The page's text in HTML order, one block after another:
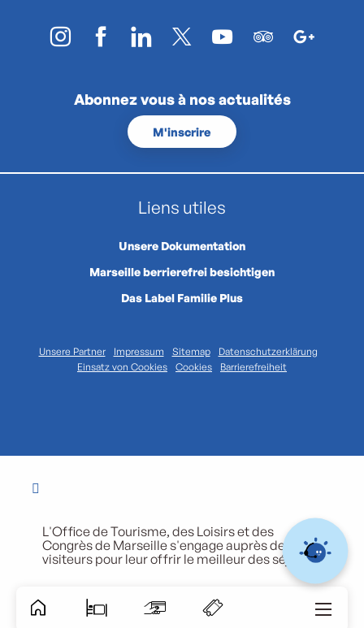
Abonnez vous à nos actualités
M'inscrire
Liens utiles
Unsere Dokumentation
Marseille berrierefrei besichtigen
Das Label Familie Plus
Unsere Partner Impressum Sitemap
Datenschutzerklärung
Einsatz von Cookies
Cookies Barrierefreiheit
L'Office de Tourisme, des Loisirs et des
Congrès de Marseille s'engage auprès de ses
visiteurs pour leur offrir le meilleur des séjours.